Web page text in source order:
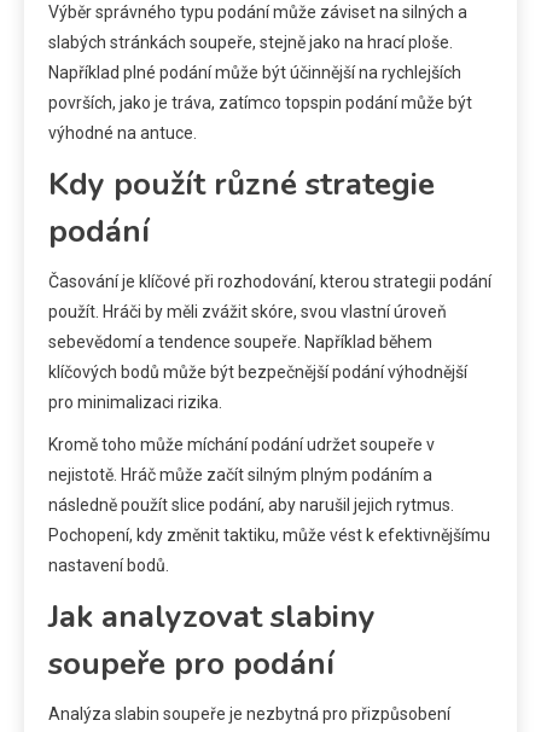
Výběr správného typu podání může záviset na silných a
slabých stránkách soupeře, stejně jako na hrací ploše.
Například plné podání může být účinnější na rychlejších
površích, jako je tráva, zatímco topspin podání může být
výhodné na antuce.
Kdy použít různé strategie
podání
Časování je klíčové při rozhodování, kterou strategii podání
použít. Hráči by měli zvážit skóre, svou vlastní úroveň
sebevědomí a tendence soupeře. Například během
klíčových bodů může být bezpečnější podání výhodnější
pro minimalizaci rizika.
Kromě toho může míchání podání udržet soupeře v
nejistotě. Hráč může začít silným plným podáním a
následně použít slice podání, aby narušil jejich rytmus.
Pochopení, kdy změnit taktiku, může vést k efektivnějšímu
nastavení bodů.
Jak analyzovat slabiny
soupeře pro podání
Analýza slabin soupeře je nezbytná pro přizpůsobení